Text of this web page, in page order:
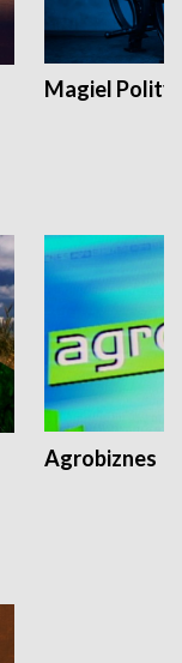
Magiel
Agrobiznes